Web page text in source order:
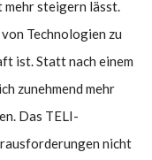
mehr steigern lässt.
Technologien zu
ist. Statt nach einem
zunehmend mehr
Das TELI-
nicht